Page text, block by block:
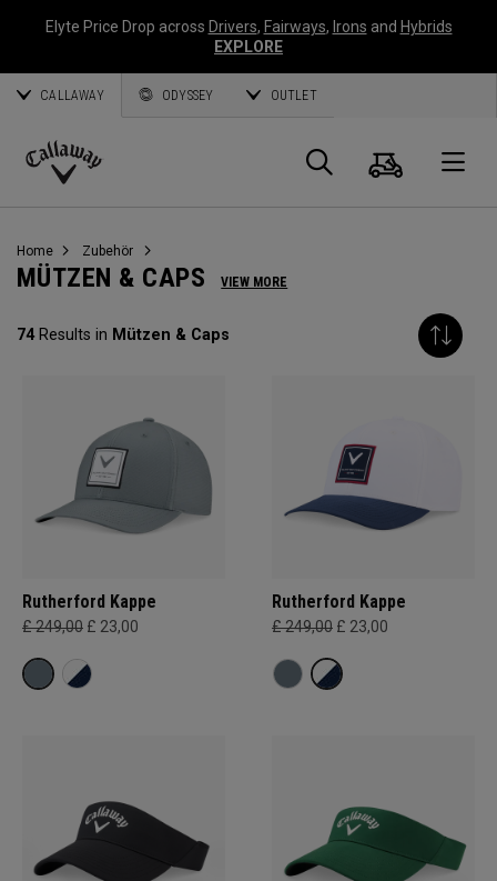
Elyte Price Drop across Drivers, Fairways, Irons and Hybrids
EXPLORE
CALLAWAY ODYSSEY OUTLET
Callaway
Suche
Home Zubehör
MÜTZEN & CAPS VIEW MORE
74Results in Mützen & Caps
Rutherford Kappe
£ 249,00 £ 23,00
Rutherford Kappe
£ 249,00 £ 23,00